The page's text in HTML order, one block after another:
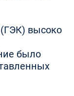
высоко
было